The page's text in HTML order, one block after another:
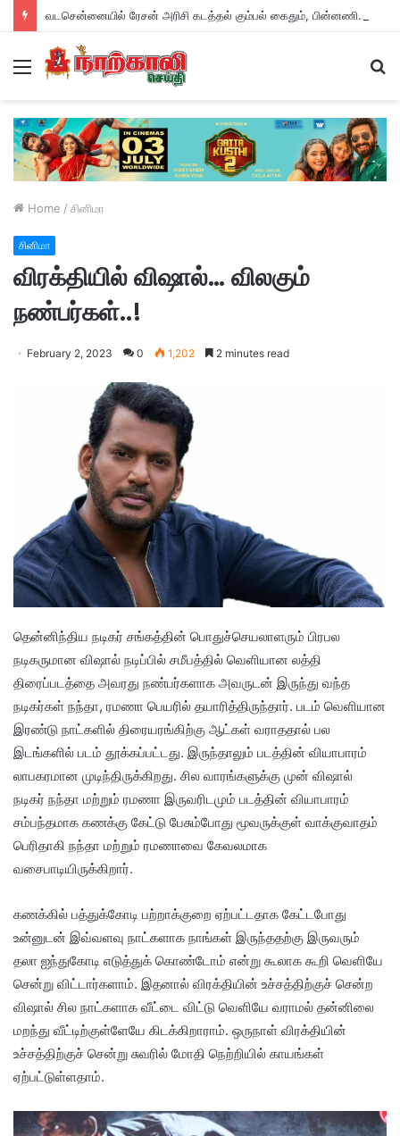
வடசென்னையில் ரேசன் அரிசி கடத்தல் கும்பல் கைதும், பின்னணியும் !
Menu
Home / சினிமா
சினிமா
விரக்தியில் விஷால்… விலகும்
நண்பர்கள்..!
February 2, 2023 0 1,202 2 minutes read
தென்னிந்திய நடிகர் சங்கத்தின் பொதுச்செயலாளரும் பிரபல
நடிகருமான விஷால் நடிப்பில் சமீபத்தில் வெளியான லத்தி
திரைப்படத்தை அவரது நண்பர்களாக அவருடன் இருந்து வந்த
நடிகர்கள் நந்தா, ரமணா பெயரில் தயாரித்திருந்தார். படம் வெளியான
இரண்டு நாட்களில் திரையரங்கிற்கு ஆட்கள் வராததால் பல
இடங்களில் படம் தூக்கப்பட்டது. இருந்தாலும் படத்தின் வியாபாரம்
லாபகரமான முடிந்திருக்கிறது. சில வாரங்களுக்கு முன் விஷால்
நடிகர் நந்தா மற்றும் ரமணா இருவரிடமும் படத்தின் வியாபாரம்
சம்பந்தமாக கணக்கு கேட்டு பேசும்போது மூவருக்குள் வாக்குவாதம்
பெரிதாகி நந்தா மற்றும் ரமணாவை கேவலமாக
வசைபாடியிருக்கிறார்.
கணக்கில் பத்துக்கோடி பற்றாக்குறை ஏற்பட்டதாக கேட்டபோது
உன்னுடன் இவ்வளவு நாட்களாக நாங்கள் இருந்ததற்கு இருவரும்
தலா ஐந்துகோடி எடுத்துக் கொண்டோம் என்று கூலாக கூறி வெளியே
சென்று விட்டார்களாம். இதனால் விரக்தியின் உச்சத்திற்குச் சென்ற
விஷால் சில நாட்களாக வீட்டை விட்டு வெளியே வராமல் தன்னிலை
மறந்து வீட்டிற்குள்ளேயே கிடக்கிறாராம். ஒருநாள் விரக்தியின்
உச்சத்திற்குச் சென்று சுவரில் மோதி நெற்றியில் காயங்கள்
ஏற்பட்டுள்ளதாம்.